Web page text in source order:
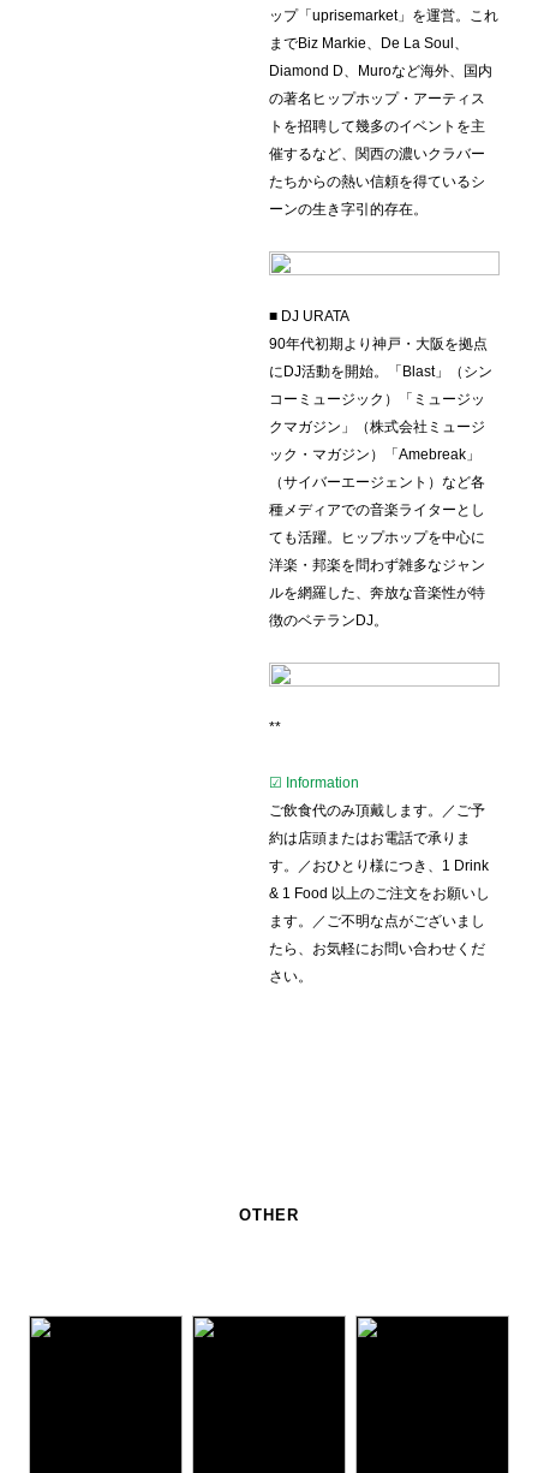
ップ「uprisemarket」を運営。これ
までBiz Markie、De La Soul、
Diamond D、Muroなど海外、国内
の著名ヒップホップ・アーティス
トを招聘して幾多のイベントを主
催するなど、関西の濃いクラバー
たちからの熱い信頼を得ているシ
ーンの生き字引的存在。
■ DJ URATA
90年代初期より神戸・大阪を拠点
にDJ活動を開始。「Blast」（シン
コーミュージック）「ミュージッ
クマガジン」（株式会社ミュージ
ック・マガジン）「Amebreak」
（サイバーエージェント）など各
種メディアでの音楽ライターとし
ても活躍。ヒップホップを中心に
洋楽・邦楽を問わず雑多なジャン
ルを網羅した、奔放な音楽性が特
徴のベテランDJ。
**
☑ Information
ご飲食代のみ頂戴します。／ご予
約は店頭またはお電話で承りま
す。／おひとり様につき、1 Drink
& 1 Food 以上のご注文をお願いし
ます。／ご不明な点がございまし
たら、お気軽にお問い合わせくだ
さい。
OTHER